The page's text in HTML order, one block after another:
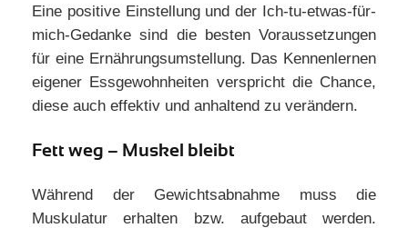
Eine positive Einstellung und der Ich-tu-etwas-für-
mich-Gedanke sind die besten Voraussetzungen
für eine Ernährungsumstellung. Das Kennenlernen
eigener Essgewohnheiten verspricht die Chance,
diese auch effektiv und anhaltend zu verändern.
Fett weg – Muskel bleibt
Während der Gewichtsabnahme muss die
Muskulatur erhalten bzw. aufgebaut werden.